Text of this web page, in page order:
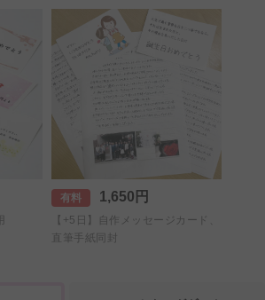
有料 1,650円
【+5日】自作メッセージカード、
直筆手紙同封